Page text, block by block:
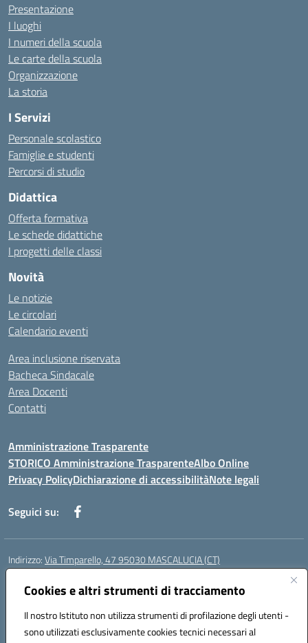
Cookies e altri strumenti di tracciamento
Il nostro Istituto non utilizza strumenti di profilazione degli utenti -
sono utilizzati esclusivamente cookies tecnici necessari al
Presentazione
I luoghi
I numeri della scuola
Le carte della scuola
Organizzazione
La storia
I Servizi
Personale scolastico
Famiglie e studenti
Percorsi di studio
Didattica
Offerta formativa
Le schede didattiche
I progetti delle classi
Novità
Le notizie
Le circolari
Calendario eventi
Area inclusione riservata
Bacheca Sindacale
Area Docenti
Contatti
Amministrazione Trasparente
STORICO Amministrazione TrasparenteAlbo Online
Privacy PolicyDichiarazione di accessibilitàNote legali
Seguici su:
Indirizzo:Via Timparello, 47 95030 MASCALUCIA (CT)
Centralino:
Posta elettronica certificata (PEC):ctic8bc002@pec.istruzione.it
Codice fiscale: 93238350875
Codice meccanografico:ctic8bc002